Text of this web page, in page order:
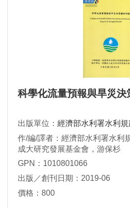
科學化流量預報與旱災決
出版單位： 經濟部水利署水利
作/編/譯者：經濟部水利署水利
成大研究發展基金會，游保杉
GPN：1010801066
出版／創刊日期：2019-06
價格：800